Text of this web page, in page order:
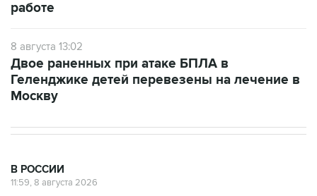
работе
8 августа 13:02
Двое раненных при атаке БПЛА в
Геленджике детей перевезены на лечение в
Москву
В РОССИИ
11:59, 8 августа 2026